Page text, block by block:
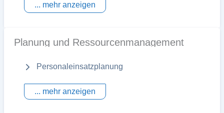
... mehr anzeigen
Planung und Ressourcenmanagement
Personaleinsatzplanung
... mehr anzeigen